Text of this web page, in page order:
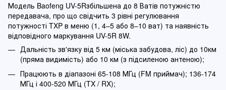
Модель Baofeng UV-5Rзбільшена до 8 Ватів потужністю
передавача, про що свідчить 3 рівні регулювання
потужності TXP в меню (1, 4–5 або 8–10 ват) та наявність
відповідного маркування UV-5R 8W.
Дальність зв'язку від 5 км (міська забудова, ліс) до 10км
(пряма видимість) або 10 км (з підсиленою антеною);
Працюють в діапазоні 65-108 МГц (FM приймач); 136-174
МГц і 400-520 МГц (TX / RX);